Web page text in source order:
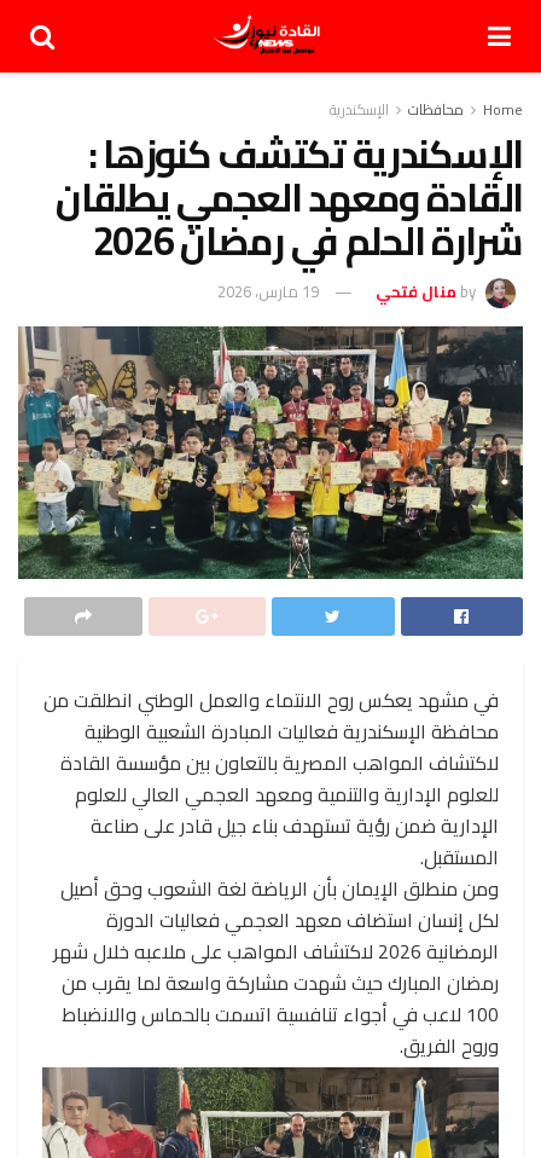
Home محافظات الإسكندرية
الإسكندرية تكتشف كنوزها :
القادة ومعهد العجمي يطلقان
شرارة الحلم في رمضان 2026
by منال فتحي 19 مارس، 2026
في مشهد يعكس روح الانتماء والعمل الوطني انطلقت من
محافظة الإسكندرية فعاليات المبادرة الشعبية الوطنية
لاكتشاف المواهب المصرية بالتعاون بين مؤسسة القادة
للعلوم الإدارية والتنمية ومعهد العجمي العالي للعلوم
الإدارية ضمن رؤية تستهدف بناء جيل قادر على صناعة
المستقبل.
ومن منطلق الإيمان بأن الرياضة لغة الشعوب وحق أصيل
لكل إنسان استضاف معهد العجمي فعاليات الدورة
الرمضانية 2026 لاكتشاف المواهب على ملاعبه خلال شهر
رمضان المبارك حيث شهدت مشاركة واسعة لما يقرب من
100 لاعب في أجواء تنافسية اتسمت بالحماس والانضباط
وروح الفريق.